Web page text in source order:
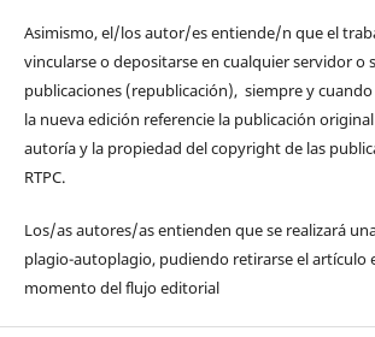
Asimismo, el/los autor/es entiende/n que el
vincularse o depositarse en cualquier servidor o
publicaciones (republicación), siempre y
la nueva edición referencie la publicación
autoría y la propiedad del copyright de las
RTPC.
Los/as autores/as entienden que se realizará
plagio-autoplagio, pudiendo retirarse el artículo
momento del flujo editorial